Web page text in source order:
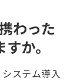
わった
か。
ステム導入